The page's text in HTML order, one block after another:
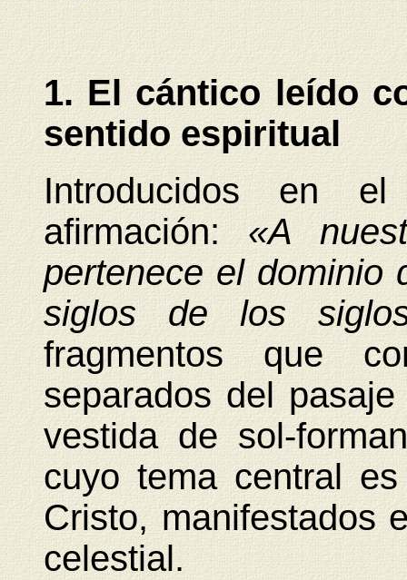
1. El cántico leído
sentido espiritual
Introducidos en
afirmación:«A
pertenece el dominio
siglos de los
fragmentos que
separados del
vestida de sol-
cuyo tema central
Cristo, manifestados
celestial.